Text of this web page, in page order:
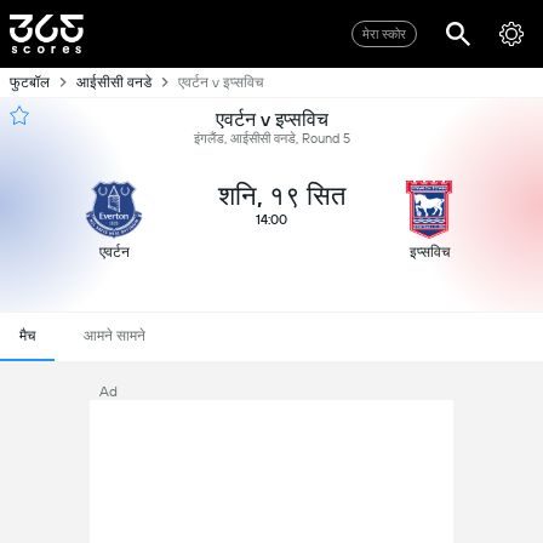
मेरा स्कोर
फुटबॉल आईसीसी वनडे एवर्टन v इप्सविच
एवर्टन v इप्सविच
इंगलैंड, आईसीसी वनडे, Round 5
एवर्टन
शनि, १९ सित
14:00
इप्सविच
मैच आमने सामने
Ad